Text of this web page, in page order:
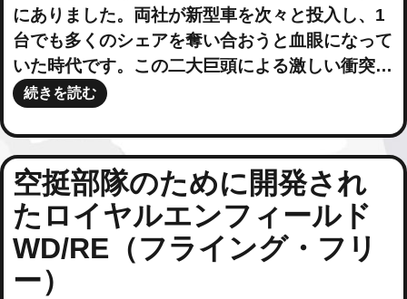
にありました。両社が新型車を次々と投入し、1
台でも多くのシェアを奪い合おうと血眼になって
いた時代です。この二大巨頭による激しい衝突…
続きを読む
空挺部隊のために開発され
たロイヤルエンフィールド
WD/RE（フライング・フリ
ー）